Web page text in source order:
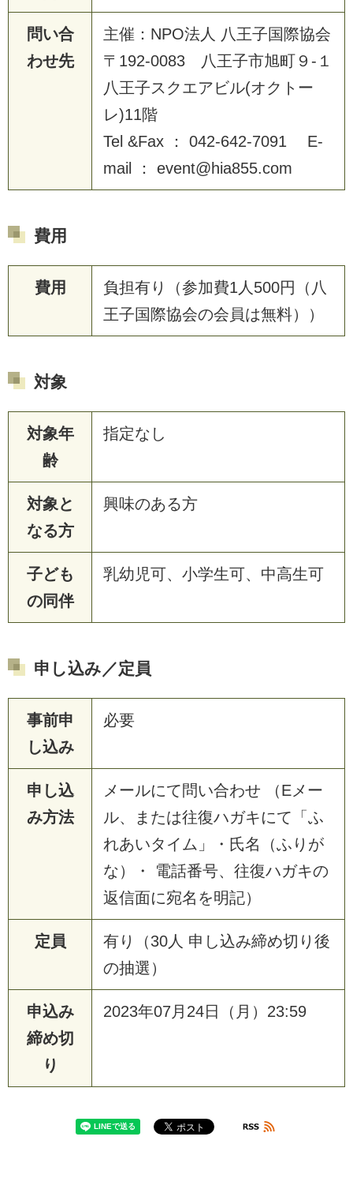
問い合
わせ先
主催：NPO法人 八王子国際協会
〒192-0083 八王子市旭町９-１
八王子スクエアビル(オクトー
レ)11階
Tel &Fax ： 042-642-7091 E-
mail ： event@hia855.com
費用
費用
負担有り（参加費1人500円（八
王子国際協会の会員は無料））
対象
対象年
齢
指定なし
対象と
なる方
興味のある方
子ども
の同伴
乳幼児可、小学生可、中高生可
申し込み／定員
事前申
し込み
必要
申し込
み方法
メールにて問い合わせ （Eメー
ル、または往復ハガキにて「ふ
れあいタイム」・氏名（ふりが
な）・ 電話番号、往復ハガキの
返信面に宛名を明記）
定員
有り（30人 申し込み締め切り後
の抽選）
申込み
締め切
り
2023年07月24日（月）23:59